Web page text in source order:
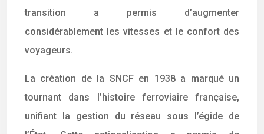
transition a permis d’augmenter
considérablement les vitesses et le confort des
voyageurs.
La création de la SNCF en 1938 a marqué un
tournant dans l’histoire ferroviaire française,
unifiant la gestion du réseau sous l’égide de